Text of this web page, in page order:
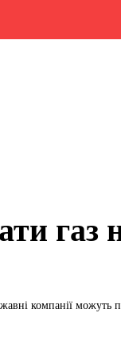
газ
компанії можуть